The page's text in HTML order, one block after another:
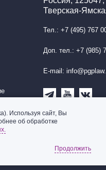
Тверская-
Тел.: +7 (495) 767
Доп. тел.: +7 (985)
E-mail:
Подписаться
Используя сайт, Вы
об обработке